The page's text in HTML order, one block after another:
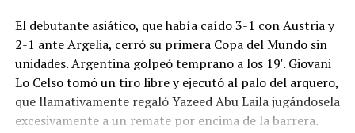
El debutante asiático, que había caído 3-1 con Austria y
2-1 ante Argelia, cerró su primera Copa del Mundo sin
unidades. Argentina golpeó temprano a los 19′. Giovani
Lo Celso tomó un tiro libre y ejecutó al palo del arquero,
que llamativamente regaló Yazeed Abu Laila jugándosela
excesivamente a un remate por encima de la barrera.